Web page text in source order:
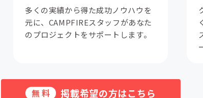
多くの実績から得た成功ノウハウを
元に、CAMPFIREスタッフがあなた
のプロジェクトをサポートします。
無料 掲載希望の方はこちら